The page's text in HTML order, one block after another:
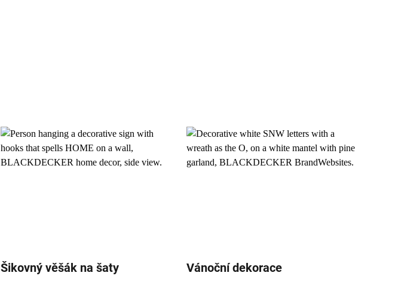
Šikovný věšák na šaty Vánoční dekorace